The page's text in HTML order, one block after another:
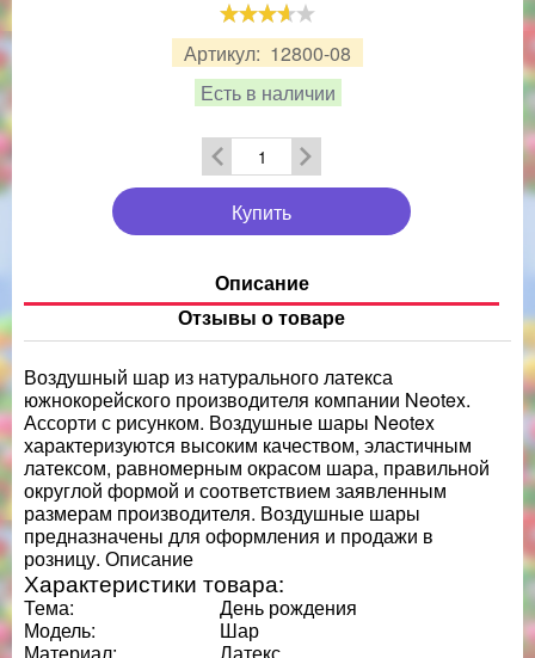
Артикул: 12800-08
Есть в наличии
Купить
Описание
Отзывы о товаре
Воздушный шар из натурального латекса
южнокорейского производителя компании Neotex.
Ассорти с рисунком. Воздушные шары Neotex
характеризуются высоким качеством, эластичным
латексом, равномерным окрасом шара, правильной
округлой формой и соответствием заявленным
размерам производителя. Воздушные шары
предназначены для оформления и продажи в
розницу. Описание
Характеристики товара:
Тема:
День рождения
Модель:
Шар